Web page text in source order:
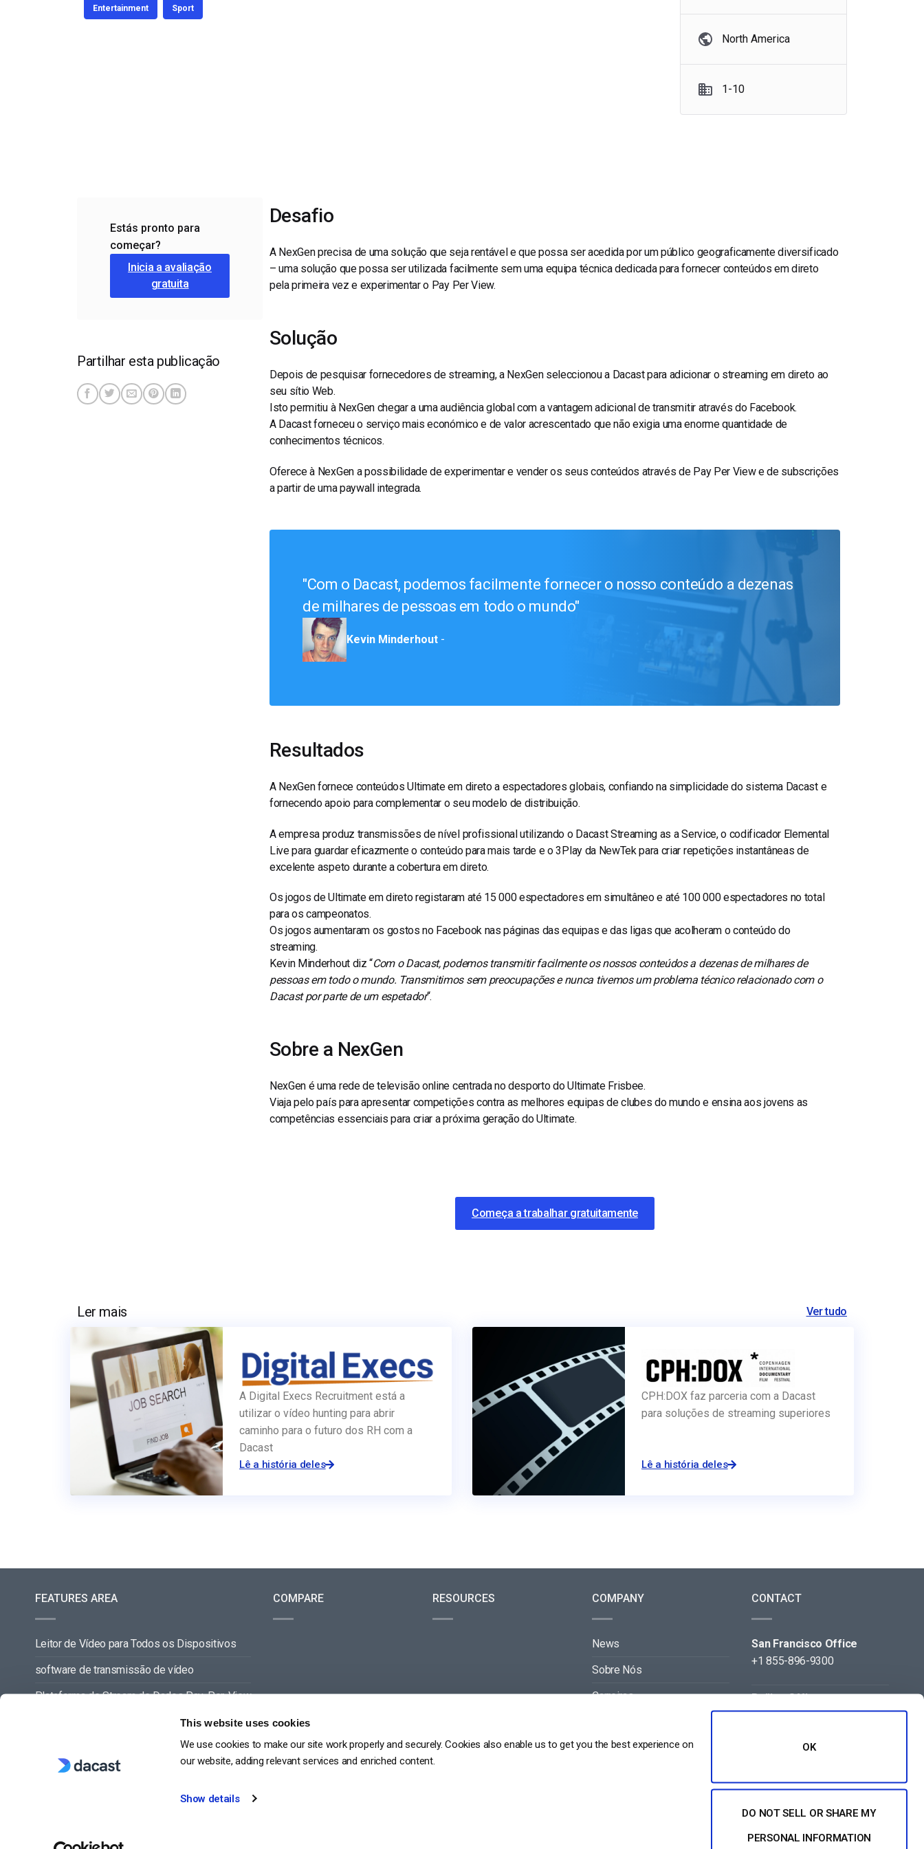
This website uses cookies
We use cookies to make our site work properly and securely. Cookies also enable us to get you the best experience on
our website, adding relevant services and enriched content.
Show details
OK
DO NOT SELL OR SHARE MY
PERSONAL INFORMATION
Entertainment Sport
North America
1-10
Estás pronto para
começar?
Inicia a avaliação
gratuita
Partilhar esta publicação
Desafio
A NexGen precisa de uma solução que seja rentável e que possa ser acedida por um público geograficamente diversificado
– uma solução que possa ser utilizada facilmente sem uma equipa técnica dedicada para fornecer conteúdos em direto
pela primeira vez e experimentar o Pay Per View.
Solução
Depois de pesquisar fornecedores de streaming, a NexGen seleccionou a Dacast para adicionar o streaming em direto ao
seu sítio Web.
Isto permitiu à NexGen chegar a uma audiência global com a vantagem adicional de transmitir através do Facebook.
A Dacast forneceu o serviço mais económico e de valor acrescentado que não exigia uma enorme quantidade de
conhecimentos técnicos.
Oferece à NexGen a possibilidade de experimentar e vender os seus conteúdos através de Pay Per View e de subscrições
a partir de uma paywall integrada.
Com o Dacast, podemos facilmente fornecer o nosso conteúdo a dezenas
de milhares de pessoas em todo o mundo
Kevin Minderhout -
Resultados
A NexGen fornece conteúdos Ultimate em direto a espectadores globais, confiando na simplicidade do sistema Dacast e
fornecendo apoio para complementar o seu modelo de distribuição.
A empresa produz transmissões de nível profissional utilizando o Dacast Streaming as a Service, o codificador Elemental
Live para guardar eficazmente o conteúdo para mais tarde e o 3Play da NewTek para criar repetições instantâneas de
excelente aspeto durante a cobertura em direto.
Os jogos de Ultimate em direto registaram até 15 000 espectadores em simultâneo e até 100 000 espectadores no total
para os campeonatos.
Os jogos aumentaram os gostos no Facebook nas páginas das equipas e das ligas que acolheram o conteúdo do
streaming.
Kevin Minderhout diz“Com o Dacast, podemos transmitir facilmente os nossos conteúdos a dezenas de milhares de
pessoas em todo o mundo. Transmitimos sem preocupações e nunca tivemos um problema técnico relacionado com o
Dacast por parte de um espetador“.
Sobre a NexGen
NexGen é uma rede de televisão online centrada no desporto do Ultimate Frisbee.
Viaja pelo país para apresentar competições contra as melhores equipas de clubes do mundo e ensina aos jovens as
competências essenciais para criar a próxima geração do Ultimate.
Começa a trabalhar gratuitamente
Ler mais Ver tudo
A Digital Execs Recruitment está a
utilizar o vídeo hunting para abrir
caminho para o futuro dos RH com a
Dacast
Lê a história deles
CPH:DOX faz parceria com a Dacast
para soluções de streaming superiores
Lê a história deles
FEATURES AREA
Leitor de Vídeo para Todos os Dispositivos
software de transmissão de vídeo
Plataforma de Stream de Dados Pay-Per-View
COMPARE RESOURCES COMPANY
News
Sobre Nós
Carreiras
Parceiros
CONTACT
San Francisco Office
+1 855-896-9300
Beijing Office
+86 105-123-5043